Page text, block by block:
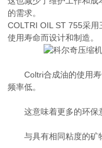
的需求。
COLTRI OIL ST 755采
使用寿命而设计和制造。
Coltri合成油的使用寿
频率低。
这意味着更多的环保
与具有相同粘度的矿